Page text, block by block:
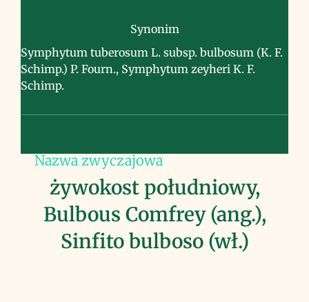
Synonim
Symphytum tuberosum L. subsp. bulbosum (K. F.
Schimp.) P. Fourn., Symphytum zeyheri K. F.
Schimp.
Nazwa zwyczajowa
żywokost południowy,
Bulbous Comfrey (ang.),
Sinfito bulboso (wł.)